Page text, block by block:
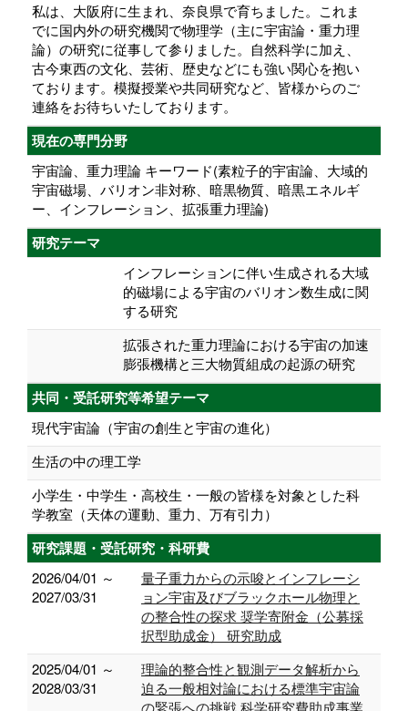
私は、大阪府に生まれ、奈良県で育ちました。これま
でに国内外の研究機関で物理学（主に宇宙論・重力理
論）の研究に従事して参りました。自然科学に加え、
古今東西の文化、芸術、歴史などにも強い関心を抱い
ております。模擬授業や共同研究など、皆様からのご
連絡をお待ちいたしております。
現在の専門分野
宇宙論、重力理論 キーワード(素粒子的宇宙論、大域的
宇宙磁場、バリオン非対称、暗黒物質、暗黒エネルギ
ー、インフレーション、拡張重力理論)
研究テーマ
インフレーションに伴い生成される大域
的磁場による宇宙のバリオン数生成に関
する研究
拡張された重力理論における宇宙の加速
膨張機構と三大物質組成の起源の研究
共同・受託研究等希望テーマ
現代宇宙論（宇宙の創生と宇宙の進化）
生活の中の理工学
小学生・中学生・高校生・一般の皆様を対象とした科
学教室（天体の運動、重力、万有引力）
研究課題・受託研究・科研費
2026/04/01 ～
2027/03/31
量子重力からの示唆とインフレーシ
ョン宇宙及びブラックホール物理と
の整合性の探求 奨学寄附金（公募採
択型助成金） 研究助成
2025/04/01 ～
2028/03/31
理論的整合性と観測データ解析から
迫る一般相対論における標準宇宙論
の緊張への挑戦 科学研究費助成事業